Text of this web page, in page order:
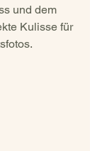
und dem
Kulisse für